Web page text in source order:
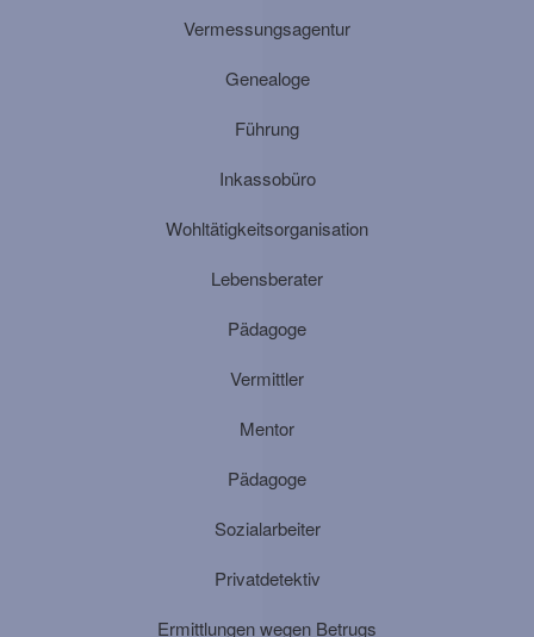
Vermessungsagentur
Genealoge
Führung
Inkassobüro
Wohltätigkeitsorganisation
Lebensberater
Pädagoge
Vermittler
Mentor
Pädagoge
Sozialarbeiter
Privatdetektiv
Ermittlungen wegen Betrugs